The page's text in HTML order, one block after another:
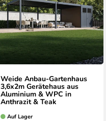
Weide Anbau-Gartenhaus
3,6x2m Gerätehaus aus
Aluminium & WPC in
Anthrazit & Teak
Auf Lager